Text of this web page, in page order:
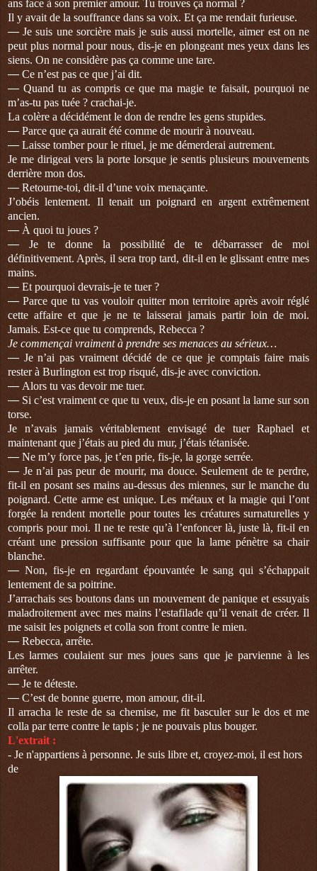
ans face à son premier amour. Tu trouves ça normal ?
Il y avait de la souffrance dans sa voix. Et ça me rendait furieuse.
—Je suis une sorcière mais je suis aussi mortelle, aimer est on ne
peut plus normal pour nous, dis-je en plongeant mes yeux dans les
siens. On ne considère pas ça comme une tare.
— Ce n’est pas ce que j’ai dit.
—Quand tu as compris ce que ma magie te faisait, pourquoi ne
m’as-tu pas tuée ? crachai-je.
La colère a décidément le don de rendre les gens stupides.
— Parce que ça aurait été comme de mourir à nouveau.
— Laisse tomber pour le rituel, je me démerderai autrement.
Je me dirigeai vers la porte lorsque je sentis plusieurs mouvements
derrière mon dos.
— Retourne-toi, dit-il d’une voix menaçante.
J’obéis lentement. Il tenait un poignard en argent extrêmement
ancien.
— À quoi tu joues ?
— Je te donne la possibilité de te débarrasser de moi
définitivement. Après, il sera trop tard, dit-il en le glissant entre mes
mains.
— Et pourquoi devrais-je te tuer ?
—Parce que tu vas vouloir quitter mon territoire après avoir réglé
cette affaire et que je ne te laisserai jamais partir loin de moi.
Jamais. Est-ce que tu comprends, Rebecca ?
Je commençai vraiment à prendre ses menaces au sérieux…
— Je n’ai pas vraiment décidé de ce que je comptais faire mais
rester à Burlington est trop risqué, dis-je avec conviction.
— Alors tu vas devoir me tuer.
— Si c’est vraiment ce que tu veux, dis-je en posant la lame sur son
torse.
Je n’avais jamais véritablement envisagé de tuer Raphael et
maintenant que j’étais au pied du mur, j’étais tétanisée.
— Ne m’y force pas, je t’en prie, fis-je, la gorge serrée.
— Je n’ai pas peur de mourir, ma douce. Seulement de te perdre,
fit-il en posant ses mains au-dessus des miennes, sur le manche du
poignard. Cette arme est unique. Les métaux et la magie qui l’ont
forgée la rendent mortelle pour toutes les créatures surnaturelles y
compris pour moi. Il ne te reste qu’à l’enfoncer là, juste là, fit-il en
créant une pression suffisante pour que la lame pénètre sa chair
blanche.
— Non, fis-je en regardant épouvantée le sang qui s’échappait
lentement de sa poitrine.
J’arrachais ses boutons dans un mouvement de panique et essuyais
maladroitement avec mes mains l’estafilade qu’il venait de créer. Il
me saisit les poignets et colla son front contre le mien.
— Rebecca, arrête.
Les larmes coulaient sur mes joues sans que je parvienne à les
arrêter.
— Je te déteste.
— C’est de bonne guerre, mon amour, dit-il.
Il arracha le reste de sa chemise, me fit basculer sur le dos et me
colla par terre contre le tapis ; je ne pouvais plus bouger.
L'extrait :
- Je n'appartiens à personne. Je suis libre et, croyez-moi, il est hors
de